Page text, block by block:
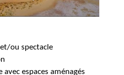
ou spectacle
espaces aménagés